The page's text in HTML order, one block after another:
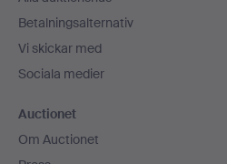
Betalningsalternativ
Vi skickar med
Sociala medier
Auctionet
Om Auctionet